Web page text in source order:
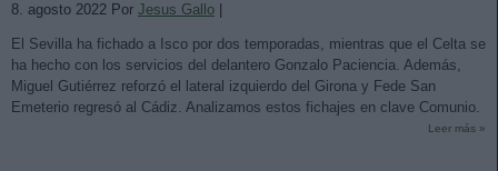
8. agosto 2022 Por Jesus Gallo
El Sevilla ha fichado a Isco por dos temporadas, mientras que el Celta se
ha hecho con los servicios del delantero Gonzalo Paciencia. Además,
Miguel Gutiérrez reforzó el lateral izquierdo del Girona y Fede San
Emeterio regresó al Cádiz. Analizamos estos fichajes en clave Comunio.
Leer más »